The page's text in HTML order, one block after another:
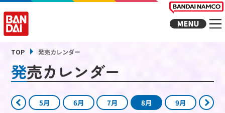
TOP 発売カレンダー
発売カレンダー
5月 6月 7月 8月 9月